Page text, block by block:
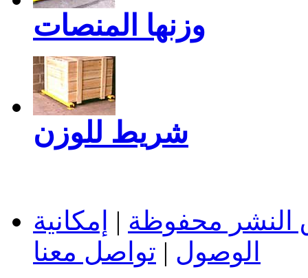
وزنها المنصات
شريط للوزن
النشر محفوظة |
إمكانية
الوصول | تواصل معنا